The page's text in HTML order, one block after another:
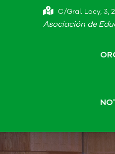
C/Gral. Lacy, 3,
Asociación de